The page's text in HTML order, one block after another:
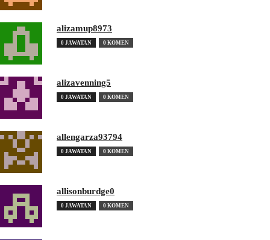
alizamup8973
0 JAWATAN 0 KOMEN
alizavenning5
0 JAWATAN 0 KOMEN
allengarza93794
0 JAWATAN 0 KOMEN
allisonburdge0
0 JAWATAN 0 KOMEN